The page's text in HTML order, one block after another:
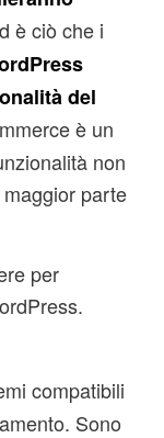
è ciò che i
del
è un
non
parte
per
compatibili
Sono